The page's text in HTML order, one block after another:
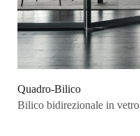
Quadro-Bilico
Bilico bidirezionale in vetro